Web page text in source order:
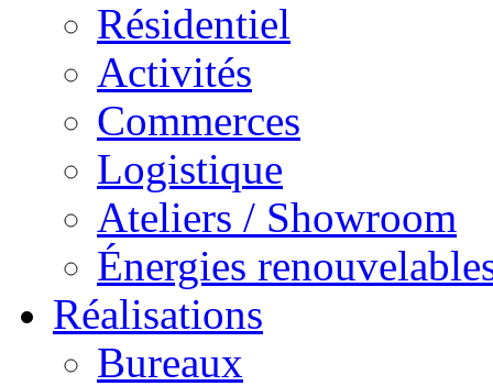
Résidentiel
Activités
Commerces
Logistique
Ateliers / Showroom
Énergies
Réalisations
Bureaux